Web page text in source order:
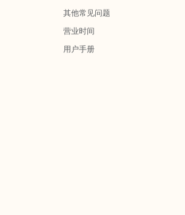
其他常见问题
营业时间
用户手册